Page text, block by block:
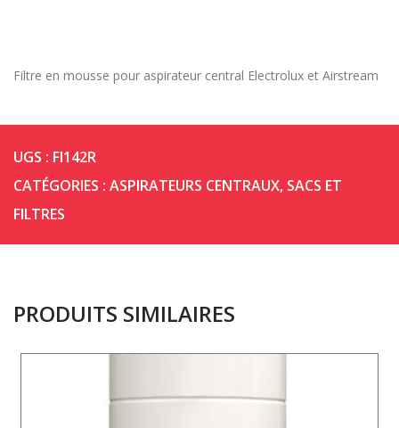
Filtre en mousse pour aspirateur central Electrolux et Airstream
UGS : FI142R
CATÉGORIES : ASPIRATEURS CENTRAUX, SACS ET
FILTRES
PRODUITS SIMILAIRES